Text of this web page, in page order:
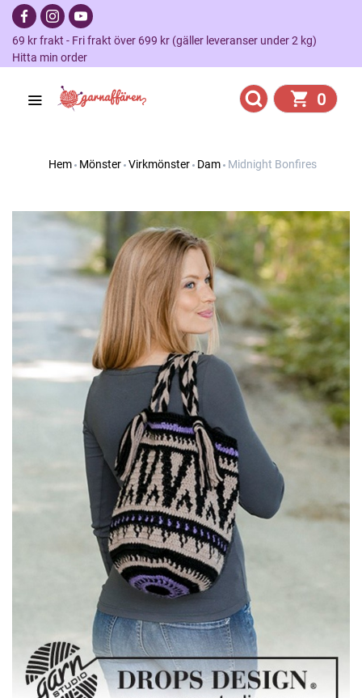
69 kr frakt - Fri frakt över 699 kr (gäller leveranser under 2 kg)
Hitta min order
0
Hem Mönster Virkmönster Dam Midnight Bonfires